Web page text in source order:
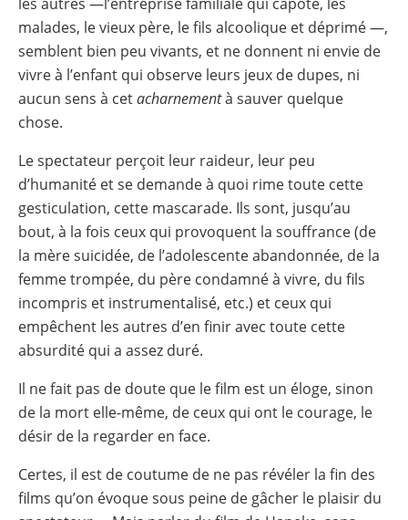
malades, le vieux père, le fils alcoolique et déprimé —,
semblent bien peu vivants, et ne donnent ni envie de
vivre à l’enfant qui observe leurs jeux de dupes, ni
aucun sens à cetacharnementà sauver quelque
chose.
Le spectateur perçoit leur raideur, leur peu
d’humanité et se demande à quoi rime toute cette
gesticulation, cette mascarade. Ils sont, jusqu’au
bout, à la fois ceux qui provoquent la souffrance (de
la mère suicidée, de l’adolescente abandonnée, de la
femme trompée, du père condamné à vivre, du fils
incompris et instrumentalisé, etc.) et ceux qui
empêchent les autres d’en finir avec toute cette
absurdité qui a assez duré.
Il ne fait pas de doute que le film est un éloge, sinon
de la mort elle-même, de ceux qui ont le courage, le
désir de la regarder en face.
Certes, il est de coutume de ne pas révéler la fin des
films qu’on évoque sous peine de gâcher le plaisir du